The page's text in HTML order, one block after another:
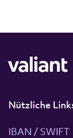
Nützliche
IBAN / SWIFT